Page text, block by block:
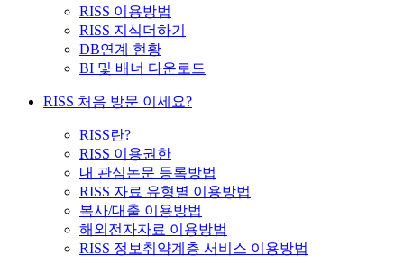
RISS 이용방법
RISS 지식더하기
DB연계 현황
BI 및 배너 다운로드
RISS 처음 방문 이세요?
RISS란?
RISS 이용권한
내 관심논문 등록방법
RISS 자료 유형별 이용방법
복사/대출 이용방법
해외전자자료 이용방법
RISS 정보취약계층 서비스 이용방법